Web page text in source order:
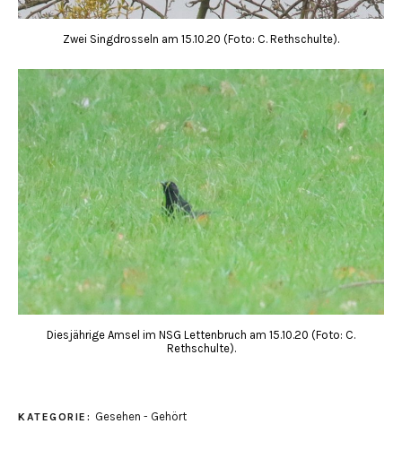
Zwei Singdrosseln am 15.10.20 (Foto: C. Rethschulte).
Diesjährige Amsel im NSG Lettenbruch am 15.10.20 (Foto: C.
Rethschulte).
KATEGORIE: Gesehen - Gehört